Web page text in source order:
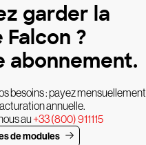
garder la
?
abonnement.
besoins : payez mensuellement
annuelle.
au+33 (800) 911115
de modules